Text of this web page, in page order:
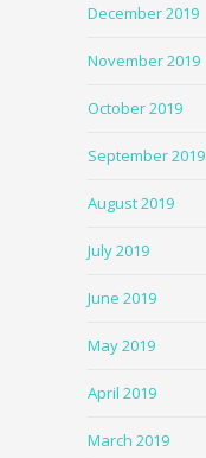
December 2019
November 2019
October 2019
September 2019
August 2019
July 2019
June 2019
May 2019
April 2019
March 2019